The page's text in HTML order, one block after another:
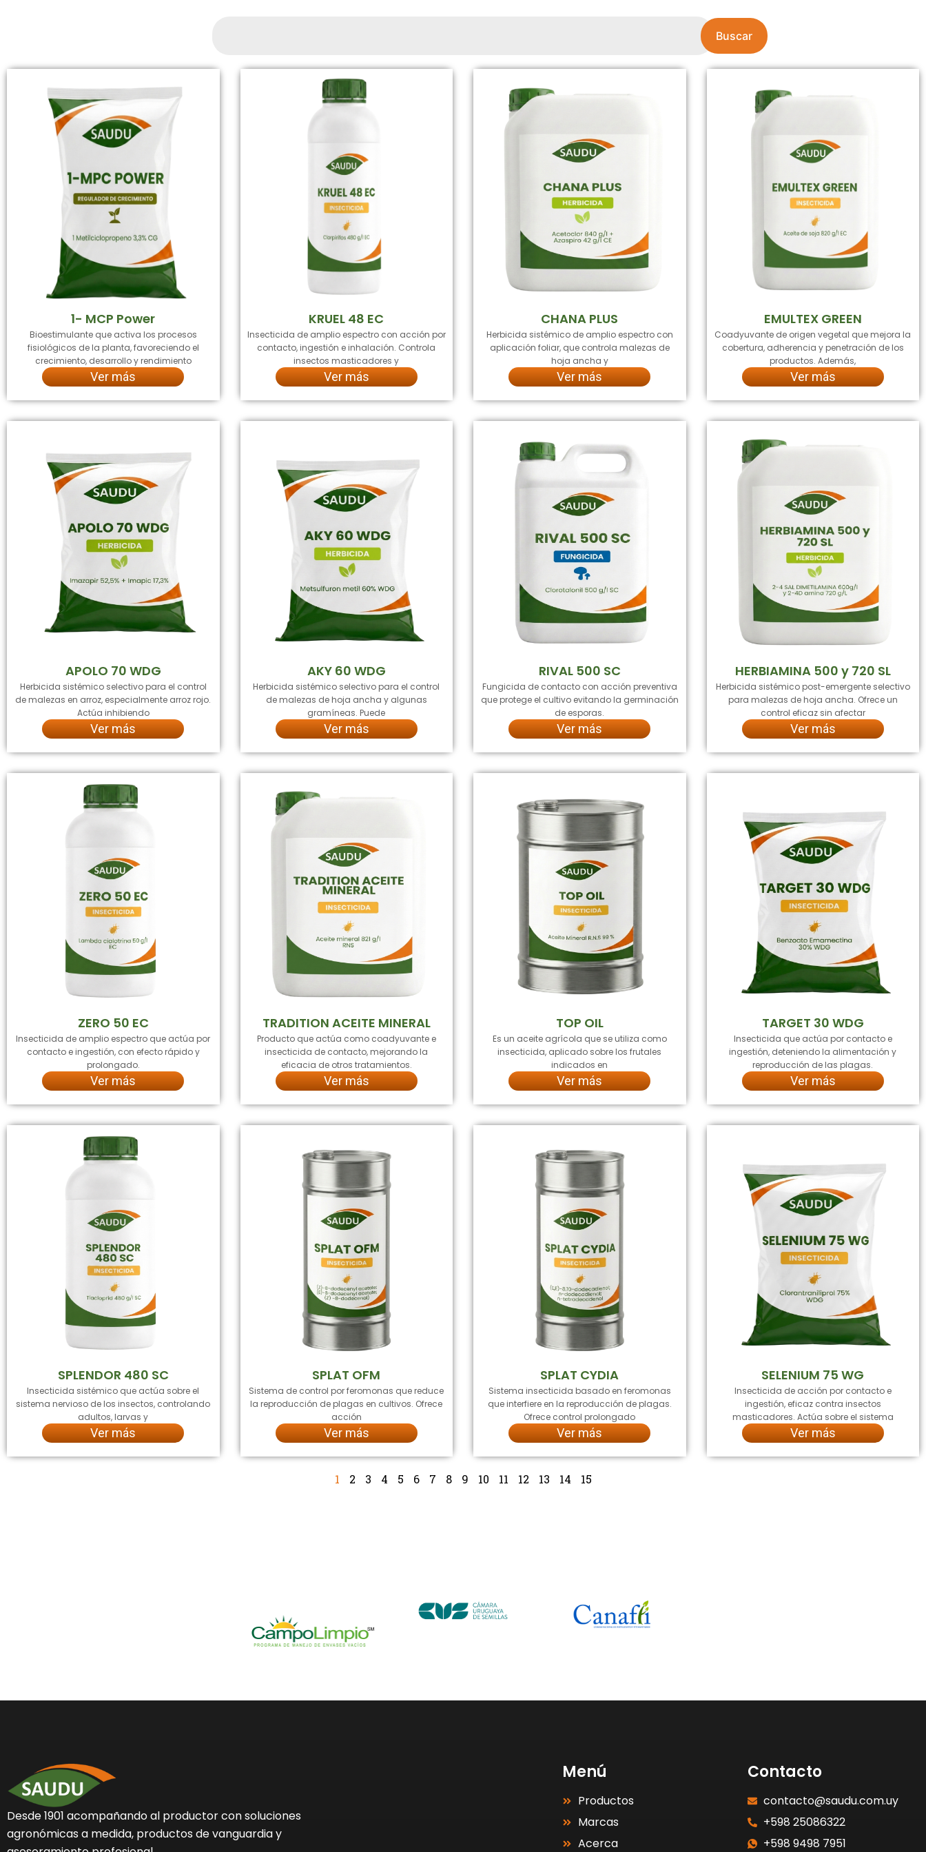
Buscar
1- MCP Power
Bioestimulante que activa los procesos
fisiológicos de la planta, favoreciendo el
crecimiento, desarrollo y rendimiento
Ver más
KRUEL 48 EC
Insecticida de amplio espectro con acción por
contacto, ingestión e inhalación. Controla
insectos masticadores y
Ver más
CHANA PLUS
Herbicida sistémico de amplio espectro con
aplicación foliar, que controla malezas de
hoja ancha y
Ver más
EMULTEX GREEN
Coadyuvante de origen vegetal que mejora la
cobertura, adherencia y penetración de los
productos. Además,
Ver más
APOLO 70 WDG
Herbicida sistémico selectivo para el control
de malezas en arroz, especialmente arroz rojo.
Actúa inhibiendo
Ver más
AKY 60 WDG
Herbicida sistémico selectivo para el control
de malezas de hoja ancha y algunas
gramíneas. Puede
Ver más
RIVAL 500 SC
Fungicida de contacto con acción preventiva
que protege el cultivo evitando la germinación
de esporas.
Ver más
HERBIAMINA 500 y 720 SL
Herbicida sistémico post-emergente selectivo
para malezas de hoja ancha. Ofrece un
control eficaz sin afectar
Ver más
ZERO 50 EC
Insecticida de amplio espectro que actúa por
contacto e ingestión, con efecto rápido y
prolongado.
Ver más
TRADITION ACEITE MINERAL
Producto que actúa como coadyuvante e
insecticida de contacto, mejorando la
eficacia de otros tratamientos.
Ver más
TOP OIL
Es un aceite agrícola que se utiliza como
insecticida, aplicado sobre los frutales
indicados en
Ver más
TARGET 30 WDG
Insecticida que actúa por contacto e
ingestión, deteniendo la alimentación y
reproducción de las plagas.
Ver más
SPLENDOR 480 SC
Insecticida sistémico que actúa sobre el
sistema nervioso de los insectos, controlando
adultos, larvas y
Ver más
SPLAT OFM
Sistema de control por feromonas que reduce
la reproducción de plagas en cultivos. Ofrece
acción
Ver más
SPLAT CYDIA
Sistema insecticida basado en feromonas
que interfiere en la reproducción de plagas.
Ofrece control prolongado
Ver más
SELENIUM 75 WG
Insecticida de acción por contacto e
ingestión, eficaz contra insectos
masticadores. Actúa sobre el sistema
Ver más
Page
1
Page
2
Page
3 4 5 6
Page
7
Page
8
Page
9 10 11 12 13 14 15
Desde 1901 acompañando al productor con soluciones
agronómicas a medida, productos de vanguardia y
Menú
Productos
Marcas
Acerca
Contacto
contacto@saudu.com.uy
+598 25086322
+598 9498 7951